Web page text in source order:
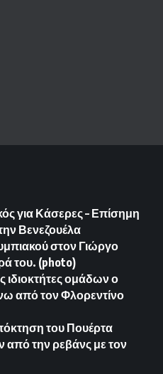
για Κάσερες – Επίσημη
Βενεζουέλα
στον Γιώργο
του. (photo)
ιδιοκτήτες ομάδων ο
από τον Φλορεντίνο
του Πουέρτα
από την ρεβάνς με τον